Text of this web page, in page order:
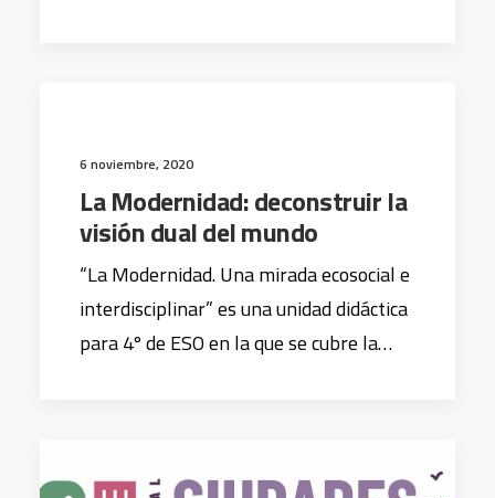
6 noviembre, 2020
La Modernidad: deconstruir la
visión dual del mundo
“La Modernidad. Una mirada ecosocial e
interdisciplinar” es una unidad didáctica
para 4º de ESO en la que se cubre la…